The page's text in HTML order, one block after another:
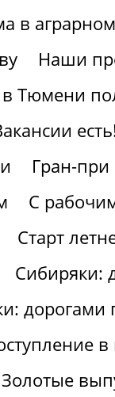
в аграрном
Наши
Тюмени
Гран-
С
Старт
Сибиряки:
дорогами
Золотые